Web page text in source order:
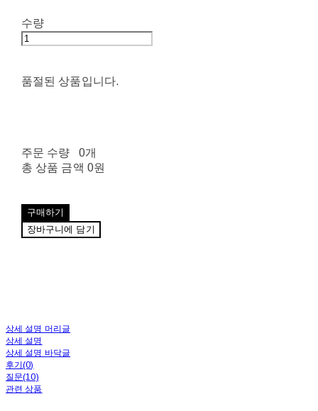
수량
품절된 상품입니다.
주문 수량
0개
총 상품 금액 0원
구매하기
장바구니에 담기
상세 설명 머리글
상세 설명
상세 설명 바닥글
후기(0)
질문(10)
관련 상품